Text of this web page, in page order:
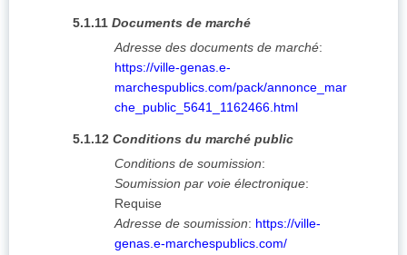
5.1.11 Documents de marché
Adresse des documents de marché:
https://ville-genas.e-
marchespublics.com/pack/annonce_mar
che_public_5641_1162466.html
5.1.12 Conditions du marché public
Conditions de soumission:
Soumission par voie électronique:
Requise
Adresse de soumission: https://ville-
genas.e-marchespublics.com/